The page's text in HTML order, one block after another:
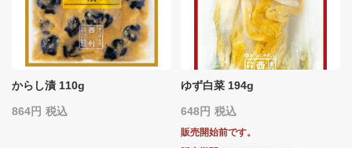
からし漬 110g
864 税込
ゆず白菜 194g
648 税込
販売開始前です。